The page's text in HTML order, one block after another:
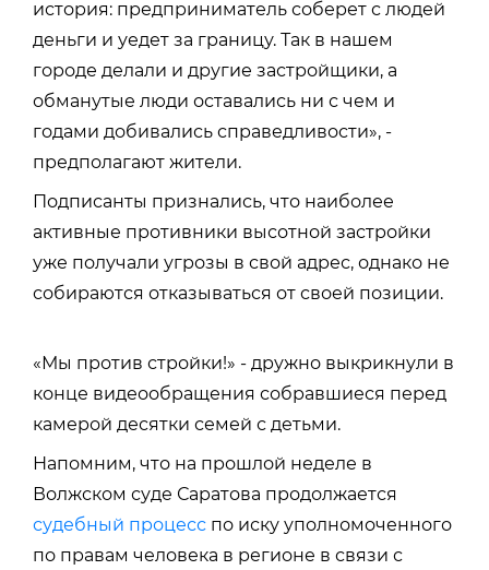
история: предприниматель соберет с людей
деньги и уедет за границу. Так в нашем
городе делали и другие застройщики, а
обманутые люди оставались ни с чем и
годами добивались справедливости», -
предполагают жители.
Подписанты признались, что наиболее
активные противники высотной застройки
уже получали угрозы в свой адрес, однако не
собираются отказываться от своей позиции.
«Мы против стройки!» - дружно выкрикнули в
конце видеообращения собравшиеся перед
камерой десятки семей с детьми.
Напомним, что на прошлой неделе в
Волжском суде Саратова продолжается
судебный процесс по иску уполномоченного
по правам человека в регионе в связи с